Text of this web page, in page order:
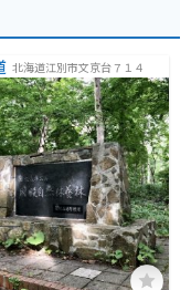
北海道江別市文京台７１４